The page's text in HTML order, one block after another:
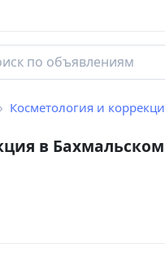
Косметология и
в